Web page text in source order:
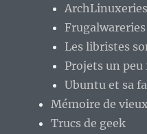
ArchLinuxeries
Frugalwareries
Les libristes
Projets un
Ubuntu et sa
Mémoire de
Trucs de geek